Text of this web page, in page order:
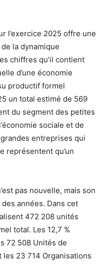
l’exercice 2025 offre une
la dynamique
chiffres qu’il contient
d’une économie
productif formel
un total estimé de 569
du segment des petites
sociale et de
grandes entreprises qui
représentent qu’un
pas nouvelle, mais son
années. Dans cet
472 208 unités
total. Les 12,7 %
72 508 Unités de
23 714 Organisations